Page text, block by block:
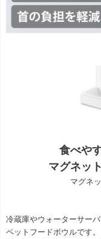
食べや
マグネッ
マグネ
冷蔵庫やウォーターサー
ペットフードボウルです